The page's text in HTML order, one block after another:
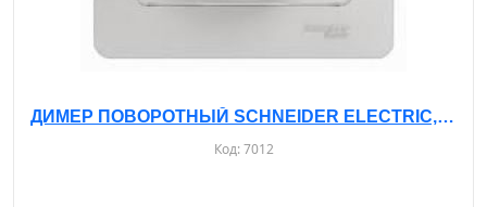
ДИМЕР ПОВОРОТНЫЙ SCHNEIDER ELECTRIC, С РАМОЙ 300 BT, С/У, GSL000134
Код:7012